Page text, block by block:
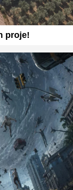
proje!